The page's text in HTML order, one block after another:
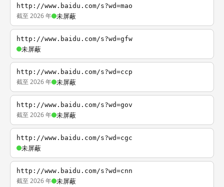
http://www.baidu.com/s?wd=mao
截至 2026 年 未屏蔽
http://www.baidu.com/s?wd=gfw
未屏蔽
http://www.baidu.com/s?wd=ccp
截至 2026 年 未屏蔽
http://www.baidu.com/s?wd=gov
截至 2026 年 未屏蔽
http://www.baidu.com/s?wd=cgc
未屏蔽
http://www.baidu.com/s?wd=cnn
截至 2026 年 未屏蔽